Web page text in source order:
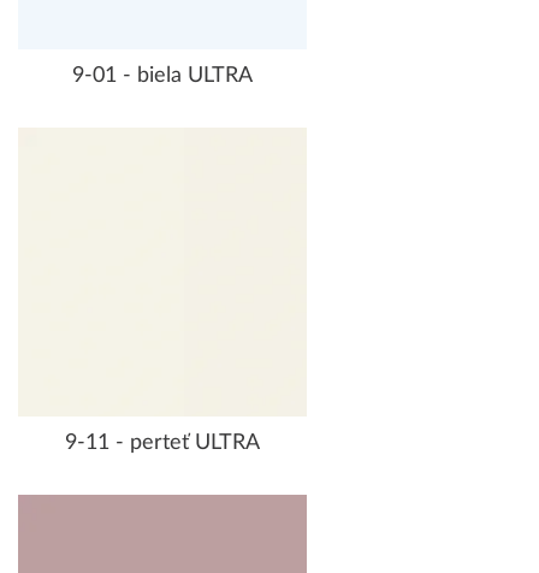
9-01 - biela ULTRA
9-11 - perteť ULTRA